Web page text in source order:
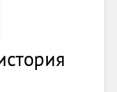
издательства,
были
финалов. В